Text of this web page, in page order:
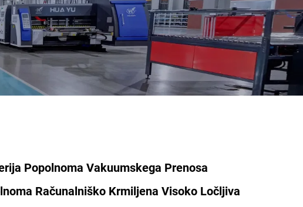
Popolnoma Vakuumskega Prenosa
Računalniško Krmiljena Visoko Ločljiva